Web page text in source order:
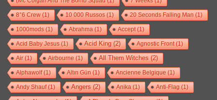
8°6 Crew(1) 10 000 Russos(1) 20 Seconds Falling Man(1)
1000mods(1) Abrahma(1) Accept(1)
Acid Baby Jesus(1) Acid King(2) Agnostic Front(1)
Air(1) Airbourne(1) All Them Witches(2)
Alphawolf(1) Altın Gün(1) Ancienne Belgique(1)
Andy Shauf(1) Angers(2) Anika(1) Anti-Flag(1)